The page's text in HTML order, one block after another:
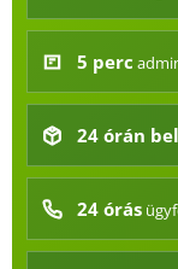
5 perc
24 órán
24 órás